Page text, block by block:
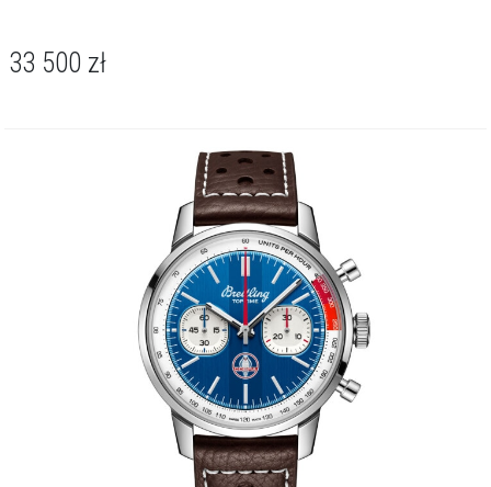
do 1/4 sekundy, oferuje liczniki 30-minutowy i 12-godzinny, skalę
Breitling Top Time B01 Deus to manifest niezależności, stworzony dla
mężczyzny żyjącego według własnych zasad. Dynamiczny,
motoryzacyjny design pasuje równie dobrze do skórzanej kurtki, co
do casualowej marynarki. To zegarek na podróże, spotkania z
przyjaciółmi i każdą chwilę, w której liczy się pasja i autentyczny styl.
O kolekcji Top Time
Breitling Top Time łączy odwagę designu z nowoczesną
funkcjonalnością. Kolekcja powstała z myślą o osobach aktywnych,
dynamicznych, które cenią sportowy charakter zegarka i chcą
wyrażać swój styl. Odważne linie i wyrazista tarcza sprawiają, że Top
Time to symbol niezależności i energii, idealny towarzysz dla tych,
33 500 zł